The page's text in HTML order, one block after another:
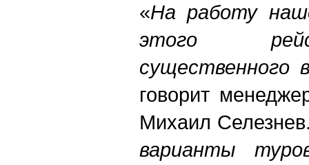
«На работу
этого
существенного
говорит
Михаил
варианты